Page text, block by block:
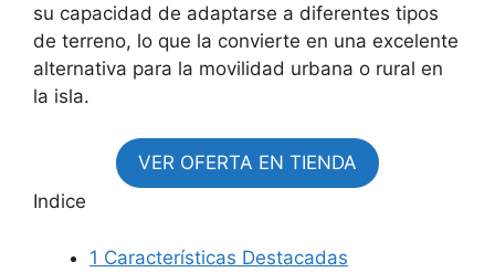
su capacidad de adaptarse a diferentes tipos
de terreno, lo que la convierte en una excelente
alternativa para la movilidad urbana o rural en
la isla.
VER OFERTA EN TIENDA
Indice
1 Características Destacadas